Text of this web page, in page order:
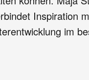
Inspiration
im